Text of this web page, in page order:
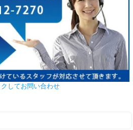
してお問い合わせ